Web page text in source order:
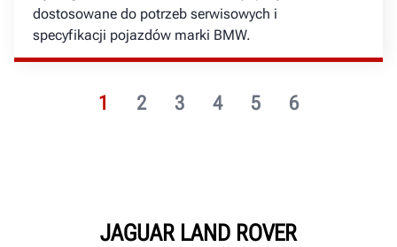
1 2 3 4 5 6
dostosowane do potrzeb serwisowych i
specyfikacji pojazdów marki BMW.
JAGUAR LAND ROVER